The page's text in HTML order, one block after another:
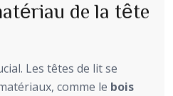
de la tête
Les têtes de lit se
comme le bois